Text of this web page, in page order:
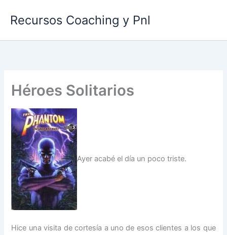
Recursos Coaching y Pnl
Héroes Solitarios
Ayer acabé el día un poco triste.
Hice una visita de cortesía a uno de esos clientes a los que